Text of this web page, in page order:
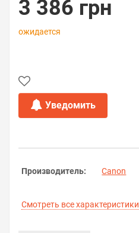
3 386 грн
ожидается
Уведомить
Производитель: Canon
Смотреть все характеристики